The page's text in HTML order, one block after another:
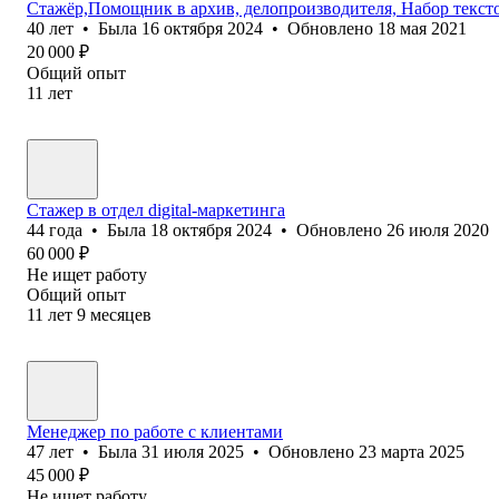
Стажёр,Помощник в архив, делопроизводителя, Набор
40 лет • Была 16 октября 2024 • Обновлено 18 мая 2021
20 000 ₽
Общий опыт
11 лет
Стажер в отдел digital-маркетинга
44 года • Была 18 октября 2024 • Обновлено 26 июля 2020
60 000 ₽
Не ищет работу
Общий опыт
11 лет 9 месяцев
Менеджер по работе с клиентами
47 лет • Была 31 июля 2025 • Обновлено 23 марта 2025
45 000 ₽